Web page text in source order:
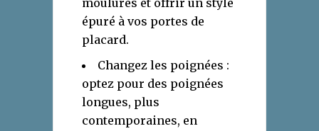
moulures et offrir un style
épuré à vos portes de
placard.
Changez les poignées :
optez pour des poignées
longues, plus
contemporaines, en